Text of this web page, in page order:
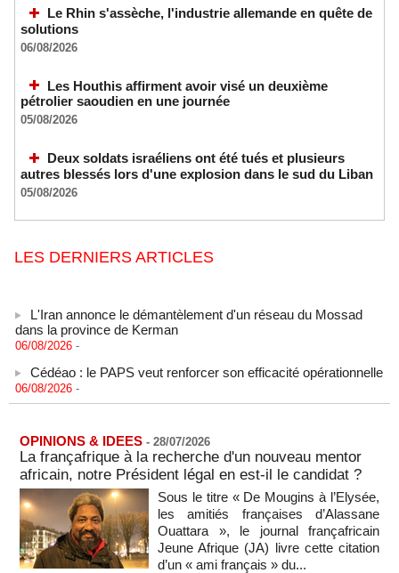
Le Rhin s'assèche, l'industrie allemande en quête de
solutions
06/08/2026
Les Houthis affirment avoir visé un deuxième
pétrolier saoudien en une journée
05/08/2026
Deux soldats israéliens ont été tués et plusieurs
autres blessés lors d'une explosion dans le sud du Liban
05/08/2026
LES DERNIERS ARTICLES
dans la province de Kerman
06/08/2026 -
06/08/2026
L'armée nigériane obtient une hausse salariale historique
Au Nigeria, plus de 300 victimes d’enlèvements ont été
libérées
06/08/2026 -
Au Nigeria, plus de 300 victimes d’enlèvements ont été
libérées
06/08/2026 -
Soutenir l’intégrité de l’information à Sao Tomé-et-Principe à
OPINIONS & IDEES - 28/07/2026
La françafrique à la recherche d'un nouveau mentor
africain, notre Président légal en est-il le candidat ?
Sous le titre « De Mougins à l’Elysée,
les amitiés françaises d’Alassane
Ouattara », le journal françafricain
Jeune Afrique (JA) livre cette citation
d’un « ami français » du...